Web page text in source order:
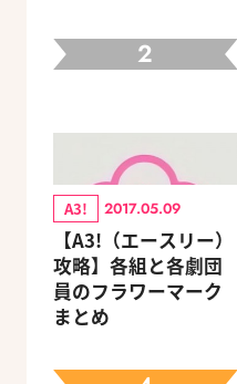
2
A3! 2017.05.09
【A3!（エースリー）
攻略】各組と各劇団
員のフラワーマーク
まとめ